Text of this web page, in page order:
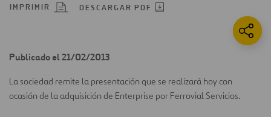
IMPRIMIR DESCARGAR PDF
Publicado el 21/02/2013
La sociedad remite la presentación que se realizará hoy con
ocasión de la adquisición de Enterprise por Ferrovial Servicios.